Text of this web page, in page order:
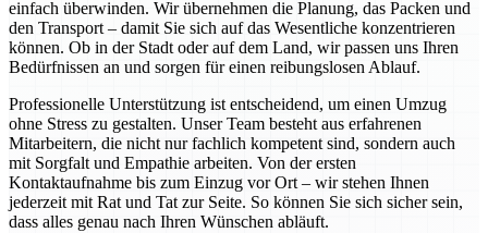
einfach überwinden. Wir übernehmen die Planung, das Packen und
den Transport – damit Sie sich auf das Wesentliche konzentrieren
können. Ob in der Stadt oder auf dem Land, wir passen uns Ihren
Bedürfnissen an und sorgen für einen reibungslosen Ablauf.
Professionelle Unterstützung ist entscheidend, um einen Umzug
ohne Stress zu gestalten. Unser Team besteht aus erfahrenen
Mitarbeitern, die nicht nur fachlich kompetent sind, sondern auch
mit Sorgfalt und Empathie arbeiten. Von der ersten
Kontaktaufnahme bis zum Einzug vor Ort – wir stehen Ihnen
jederzeit mit Rat und Tat zur Seite. So können Sie sich sicher sein,
dass alles genau nach Ihren Wünschen abläuft.